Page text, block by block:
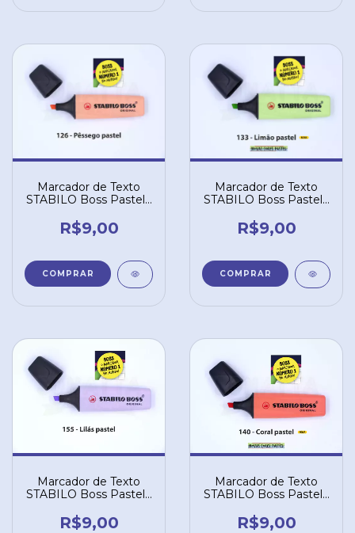
Marcador de Texto
STABILO Boss Pastel -
R$9,00
Marcador de Texto
STABILO Boss Pastel -
R$9,00
Marcador de Texto
STABILO Boss Pastel -
R$9,00
Marcador de Texto
STABILO Boss Pastel -
R$9,00